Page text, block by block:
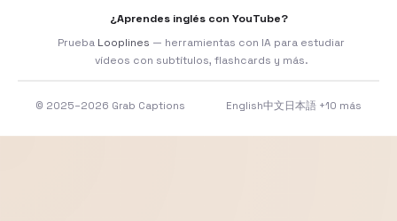
¿Aprendes inglés con YouTube?
Prueba Looplines — herramientas con IA para estudiar
vídeos con subtítulos, flashcards y más.
© 2025–2026 Grab Captions English中文 日本語 +10 más